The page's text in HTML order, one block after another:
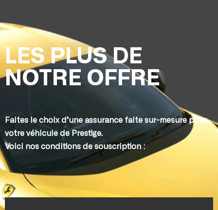
LES PLUS DE
NOTRE OFFRE
Faites le choix d’une assurance faite sur-mesure pour
votre véhicule de Prestige.
Voici nos conditions de souscription :